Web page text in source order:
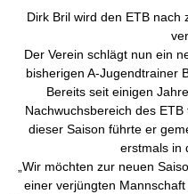
Dirk Bril wird den ETB nach
Der Verein schlägt nun ein
bisherigen A-Jugendtrainer
Bereits seit einigen
Nachwuchsbereich des
dieser Saison führte er
erstmals in
„Wir möchten zur neuen
einer verjüngten